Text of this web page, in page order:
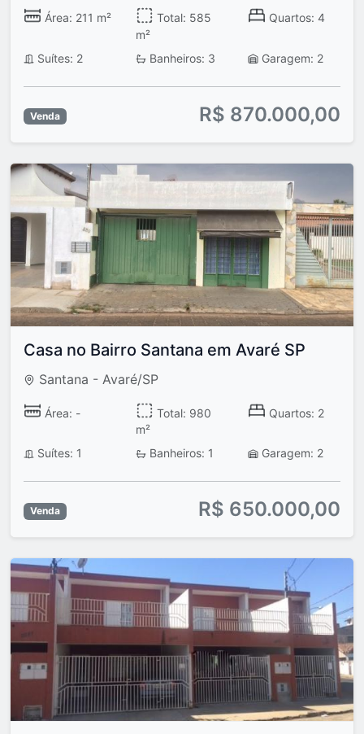
Área: 211 m²
Total: 585
m²
Quartos: 4
Suítes: 2 Banheiros: 3 Garagem: 2
Venda R$ 870.000,00
Casa no Bairro Santana em Avaré SP
Santana - Avaré/SP
Área: -
Total: 980
m²
Quartos: 2
Suítes: 1 Banheiros: 1 Garagem: 2
Venda R$ 650.000,00